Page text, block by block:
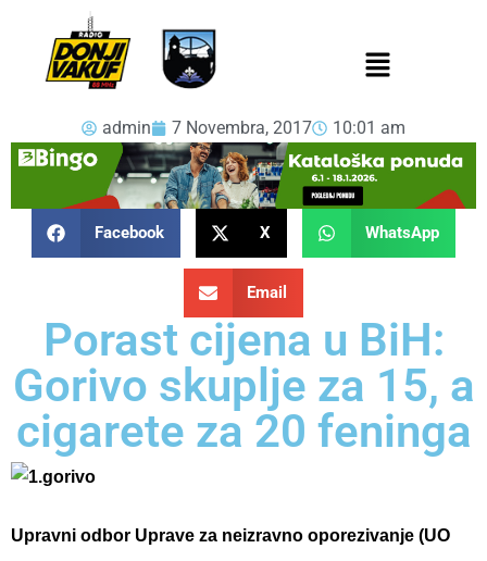
admin 7 Novembra, 2017 10:01 am
Facebook X WhatsApp
Email
Porast cijena u BiH:
Gorivo skuplje za 15, a
cigarete za 20 feninga
Upravni odbor Uprave za neizravno oporezivanje (UO